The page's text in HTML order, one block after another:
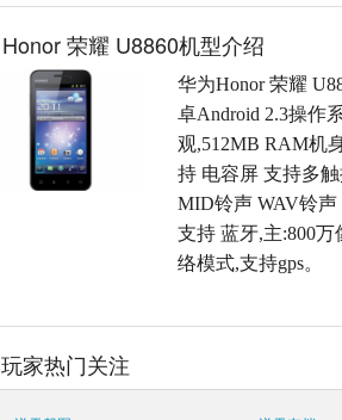
Honor 荣耀 U8860机型介绍
华为Honor 荣耀
卓Android 2.3操作
观,512MB RAM机
持 电容屏 支持多
MID铃声 WAV铃
支持 蓝牙,主:800
络模式,支持gps。
玩家热门关注